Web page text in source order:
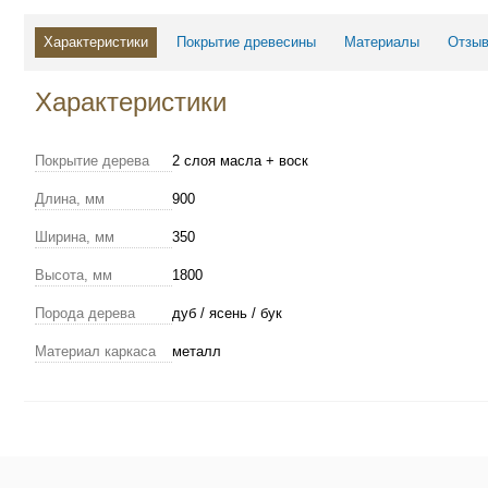
Характеристики Покрытие древесины Материалы
Характеристики
Покрытие дерева 2 слоя масла + воск
Длина, мм 900
Ширина, мм 350
Высота, мм 1800
Порода дерева дуб / ясень / бук
Материал каркаса металл